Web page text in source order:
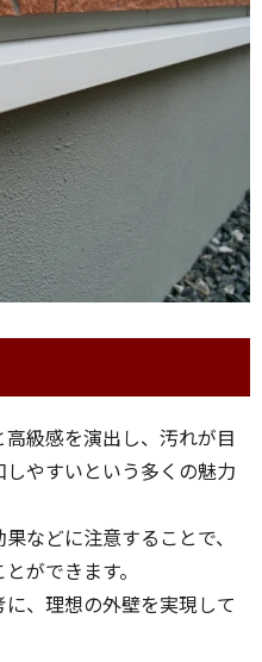
級感を演出し、汚れが目
やすいという多くの魅力
などに注意することで、
ができます。
、理想の外壁を実現して